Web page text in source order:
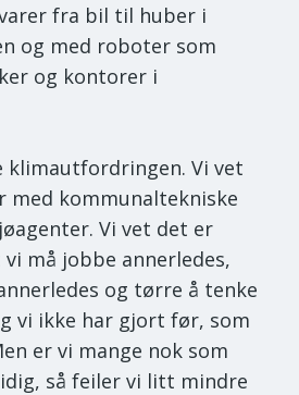
fra bil til huber i
og med roboter som
og kontorer i
klimautfordringen. Vi vet
med kommunaltekniske
Vi vet det er
vi må jobbe annerledes,
og tørre å tenke
vi ikke har gjort før, som
er vi mange nok som
så feiler vi litt mindre